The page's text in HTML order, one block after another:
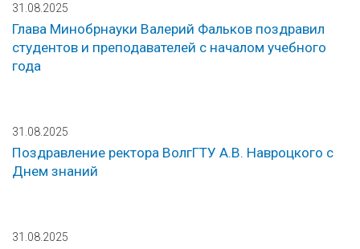
31.08.2025
Глава Минобрнауки Валерий Фальков поздравил
студентов и преподавателей с началом учебного
года
31.08.2025
Поздравление ректора ВолгГТУ А.В. Навроцкого с
Днем знаний
31.08.2025